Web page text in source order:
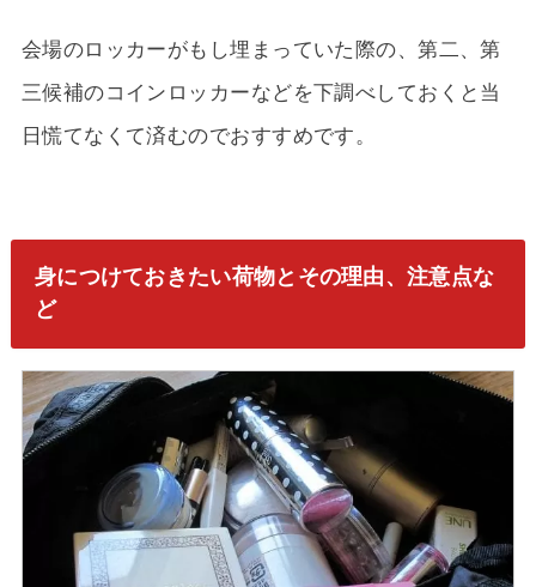
会場のロッカーがもし埋まっていた際の、第二、第
三候補のコインロッカーなどを下調べしておくと当
日慌てなくて済むのでおすすめです。
身につけておきたい荷物とその理由、注意点な
ど